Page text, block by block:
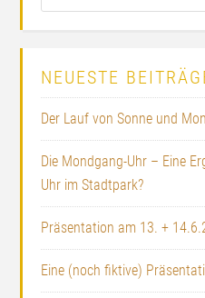
NEUESTE
Der Lauf von Sonne und
Die Mondgang-Uhr – Eine
Uhr im Stadtpark?
Präsentation am 13. +
Eine (noch fiktive)